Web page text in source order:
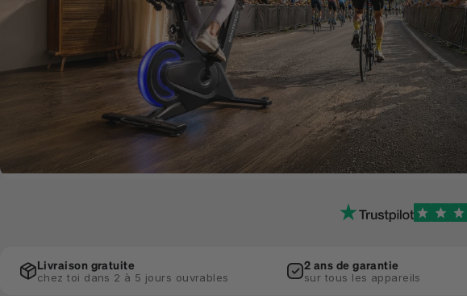
Livraison gratuite
chez toi dans 2 à 5 jours ouvrables
2 ans de garantie
sur tous les appareils